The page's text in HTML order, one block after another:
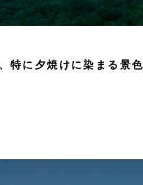
に夕焼けに染まる景色